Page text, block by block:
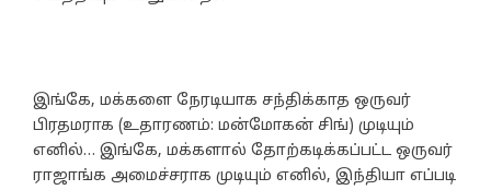
இங்கே, மக்களை நேரடியாக சந்திக்காத ஒருவர்
பிரதமராக (உதாரணம்: மன்மோகன் சிங்) முடியும்
எனில்… இங்கே, மக்களால் தோற்கடிக்கப்பட்ட ஒருவர்
ராஜாங்க அமைச்சராக முடியும் எனில், இந்தியா எப்படி